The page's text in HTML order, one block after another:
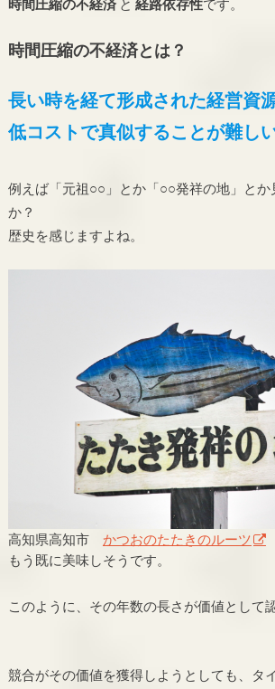
時間圧縮の不経済と 経路依存性です。
時間圧縮の不経済とは？
長い時を経て形成された経営資
低コストで真似することが難しい
例えば「元祖○○」とか「○○発祥の地」とか
か？
歴史を感じますよね。
高知県高知市 かつおのたたきのルーツ
もう既に美味しそうです。
このように、その年数の長さが価値として
競合がその価値を獲得しようとしても、タ